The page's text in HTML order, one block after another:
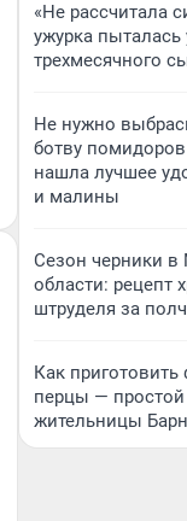
«Не рассчитала
ужурка пыталась
трехмесячного
Не нужно
ботву
нашла лучшее
и малины
Сезон черники в
области: рецепт
штруделя за
Как
перцы — простой
жительницы